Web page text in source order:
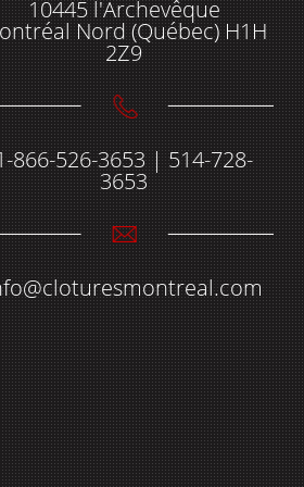
10445 l'Archevêque
Nord (Québec) H1H
2Z9
866-526-3653 | 514-728-
3653